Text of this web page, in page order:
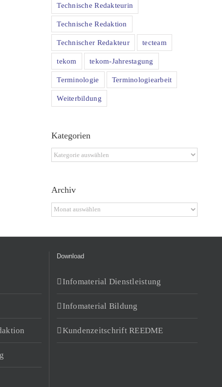
Technische Redakteurin
Technische Redaktion
Technischer Redakteur tecteam
tekom tekom-Jahrestagung
Terminologie Terminologiearbeit
Weiterbildung
Kategorien
Kategorien
Archiv
Archiv
Download
Infomaterial Dienstleistung
Infomaterial Bildung
Kundenzeitschrift REEDME